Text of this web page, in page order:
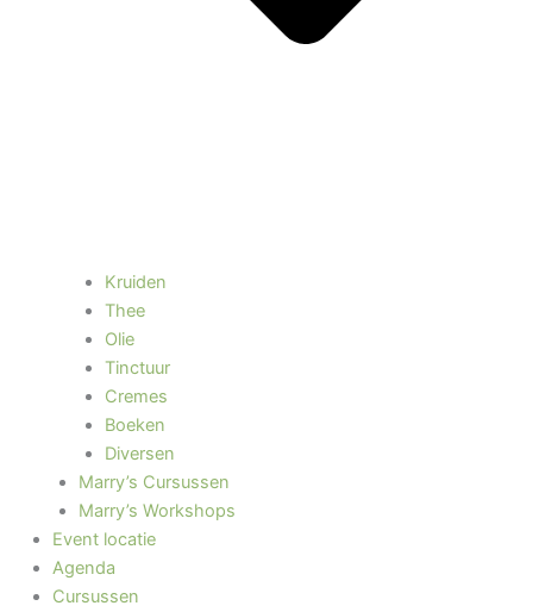
Kruiden
Thee
Olie
Tinctuur
Cremes
Boeken
Diversen
Marry’s Cursussen
Marry’s Workshops
Event locatie
Agenda
Cursussen